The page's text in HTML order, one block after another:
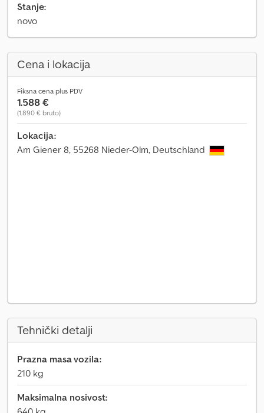
Stanje:
novo
Cena i lokacija
Fiksna cena plus PDV
1.588 €
(1.890 € bruto)
Lokacija:
Am Giener 8, 55268 Nieder-Olm, Deutschland
Tehnički detalji
Prazna masa vozila:
210 kg
Maksimalna nosivost: